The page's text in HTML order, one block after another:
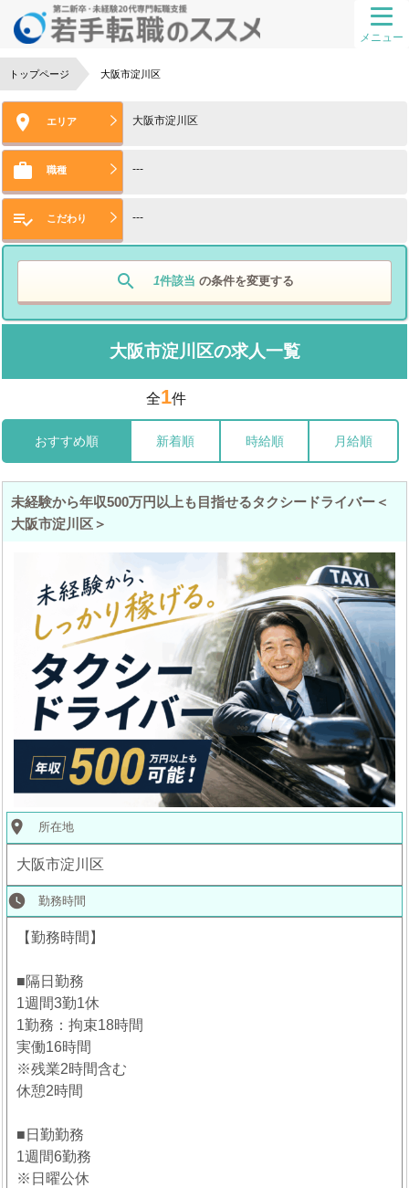
メニュー
トップページ 大阪市淀川区
 エリア 大阪市淀川区
 職種 ---
 こだわり ---
search 1件該当 の条件を変更する
大阪市淀川区の求人一覧
全1件
おすすめ順 新着順 時給順 月給順
未経験から年収500万円以上も目指せるタクシードライバー＜
大阪市淀川区＞
place 所在地
大阪市淀川区
watch_later 勤務時間
【勤務時間】
■隔日勤務
1週間3勤1休
1勤務：拘束18時間
実働16時間
※残業2時間含む
休憩2時間
■日勤勤務
1週間6勤務
※日曜公休